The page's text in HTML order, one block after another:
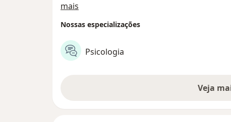
mais
Nossas especializações
Psicologia
Veja